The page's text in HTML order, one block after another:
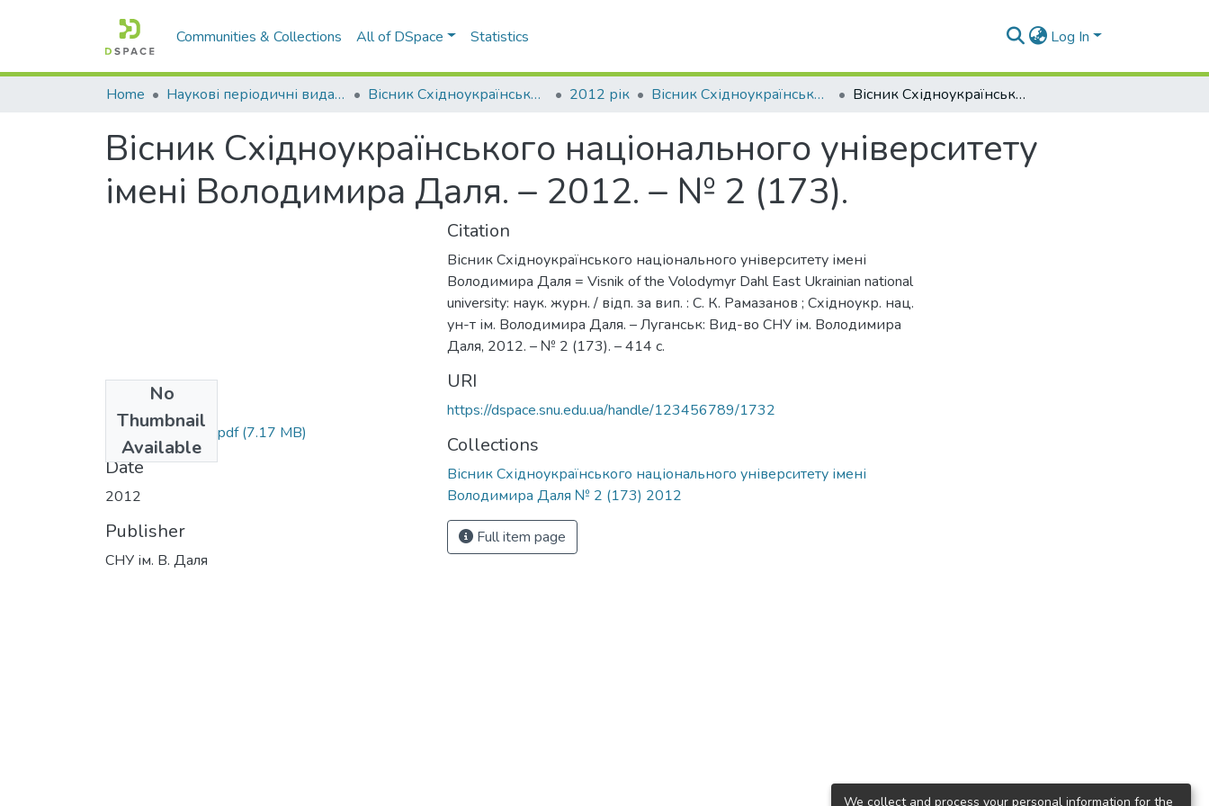
Communities & Collections All of DSpace Statistics Log In
Home Наукові періодичні видання СНУ ім. В. Даля Вісник Східноукраїнського національного університету імені В. Даля 2012 рік Вісник Східноукраїнського національного університету імені Володимира Даля № 2 (173) 2012 Вісник Східноукраїнського національного університету імені Володимира Даля. – 2012. – № 2 (173).
Вісник Східноукраїнського національного університету
імені Володимира Даля. – 2012. – № 2 (173).
No
Thumbnail
Available
VISNYK_2_2012.pdf(7.17 MB)
Date
2012
Publisher
СНУ ім. В. Даля
Citation
Вісник Східноукраїнського національного університету імені
Володимира Даля = Visnik of the Volodymyr Dahl East Ukrainian national
university: наук. журн. / відп. за вип. : С. К. Рамазанов ; Східноукр. нац.
ун-т ім. Володимира Даля. – Луганськ: Вид-во СНУ ім. Володимира
Даля, 2012. – № 2 (173). – 414 с.
URI
https://dspace.snu.edu.ua/handle/123456789/1732
Collections
Вісник Східноукраїнського національного університету імені
Володимира Даля № 2 (173) 2012
Full item page
We collect and process your personal information for the